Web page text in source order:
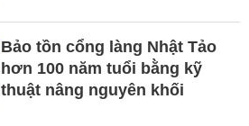
Bảo tồn cổng làng Nhật Tảo
hơn 100 năm tuổi bằng kỹ
thuật nâng nguyên khối